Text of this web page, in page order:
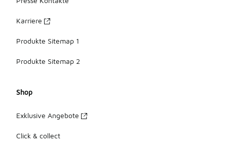
Karriere
Produkte Sitemap 1
Produkte Sitemap 2
Shop
Exklusive Angebote
Click & collect